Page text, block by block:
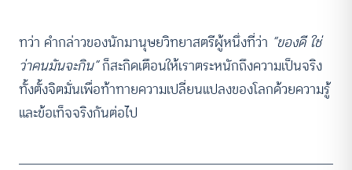
ทว่า คำกล่าวของนักมานุษยวิทยาสตรีผู้หนึ่งที่ว่า “ของดี ใช่
ว่าคนมันจะกิน”ก็สะกิดเตือนให้เราตระหนักถึงความเป็นจริง
ทั้งตั้งจิตมั่นเพื่อท้าทายความเปลี่ยนแปลงของโลกด้วยความรู้
และข้อเท็จจริงกันต่อไป